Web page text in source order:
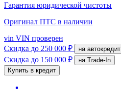
Гарантия юридической чистоты
Оригинал ПТС в наличии
vin VIN проверен
Скидка до 250 000 ₽ на автокредит
Скидка до 150 000 ₽
на Trade-In
Купить в кредит